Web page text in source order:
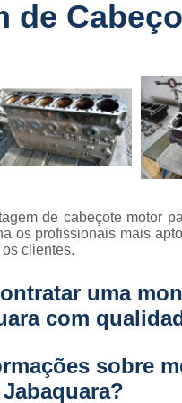
de
de cabeçote motor
os profissionais mais
clientes.
uma
com
sobre